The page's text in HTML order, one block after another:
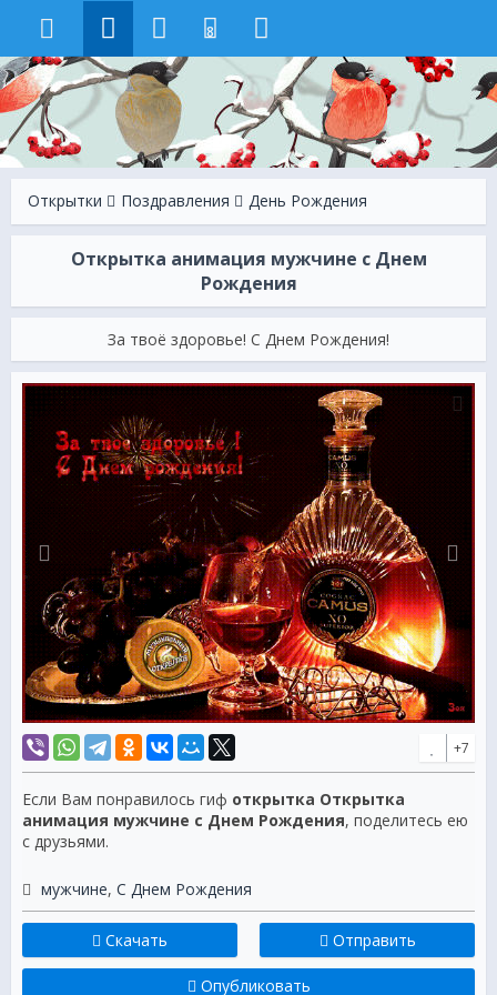
8
Открытки Поздравления День Рождения
Открытка анимация мужчине с Днем
Рождения
За твоё здоровье! С Днем Рождения!
+7
Если Вам понравилось гиф открытка Открытка
анимация мужчине с Днем Рождения, поделитесь ею
с друзьями.
мужчине, С Днем Рождения
Скачать Отправить
Опубликовать